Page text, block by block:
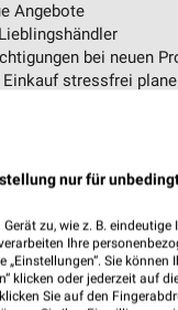
Angebote
bei neuen
stressfrei
jetzt laden oder
nur für
zu, wie z. B. eindeutige
Ihre
Sie können
klicken oder jederzeit auf
Sie auf den